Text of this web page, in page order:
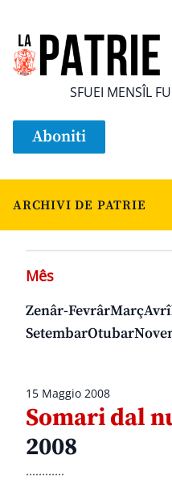
SFUEI MENSÎL
Aboniti
ARCHIVI DE PATRIE
15 Maggio 2008
Somari dal
2008
............
Mês
Zenâr-FevrârMarç
SetembarOtubar